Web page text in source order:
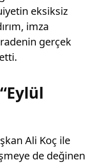
eksiksiz
imza
gerçek
Ali Koç ile
de değinen